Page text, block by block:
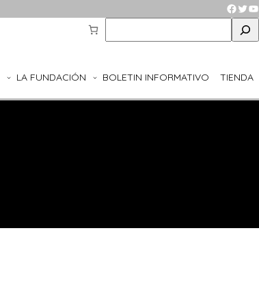
e
r
LA FUNDACIÓN BOLETIN INFORMATIVO TIENDA